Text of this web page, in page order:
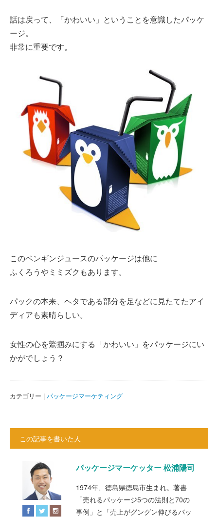
話は戻って、「かわいい」ということを意識したパッケ
ージ。
非常に重要です。
このペンギンジュースのパッケージは他に
ふくろうやミミズクもあります。
パックの本来、ヘタである部分を足などに見たてたアイ
ディアも素晴らしい。
女性の心を鷲掴みにする「かわいい」をパッケージにい
かがでしょう？
カテゴリー | パッケージマーケティング
この記事を書いた人
パッケージマーケッター 松浦陽司
1974年、徳島県徳島市生まれ。著書
「売れるパッケージ5つの法則と70の
事例」と「売上がグングン伸びるパッ